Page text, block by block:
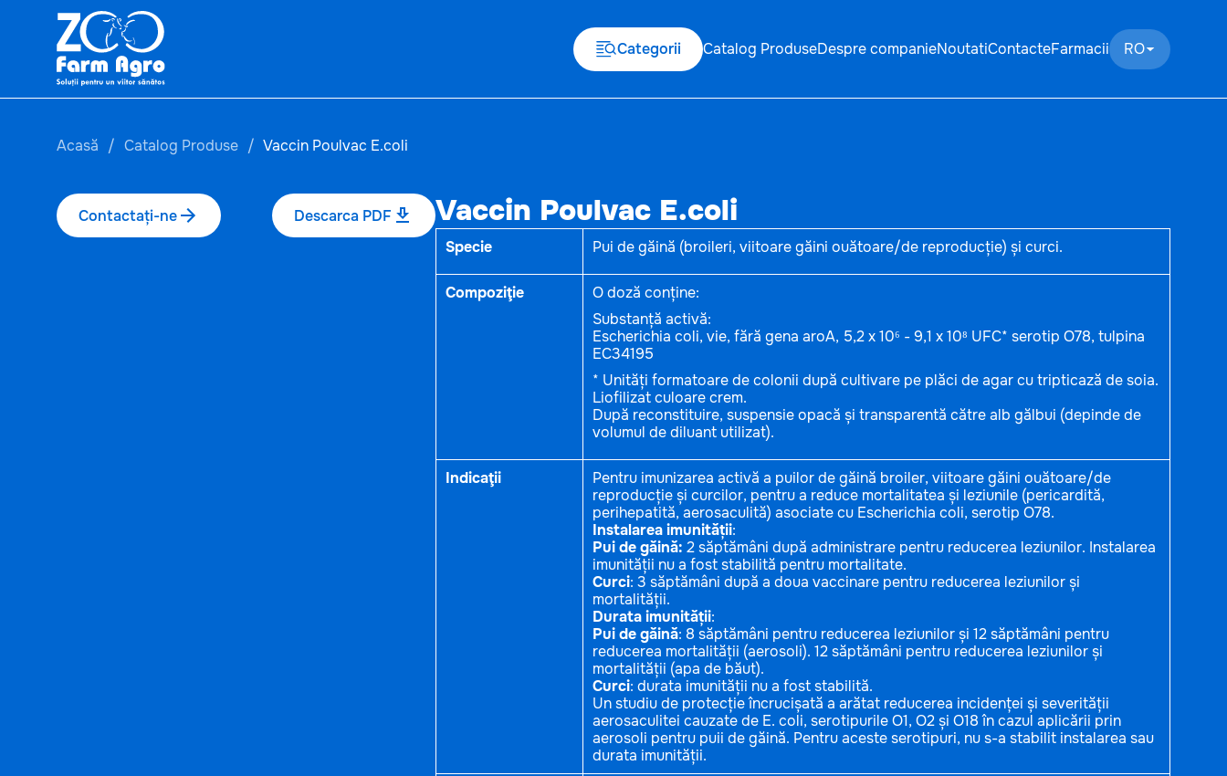
Categorii Catalog ProduseDespre companieNoutatiContacteFarmacii RO
Acasă Catalog Produse Vaccin Poulvac E.coli
Contactați-ne Descarca PDF Vaccin Poulvac E.coli
Specie Pui de găină (broileri, viitoare găini ouătoare/de reproducție) și curci.
Compoziţie
O doză conține:
Substanță activă:
Escherichia coli, vie, fără gena aroA, 5,2 x 10⁶ - 9,1 x 10⁸ UFC* serotip O78, tulpina
EC34195
* Unități formatoare de colonii după cultivare pe plăci de agar cu tripticază de soia.
Liofilizat culoare crem.
După reconstituire, suspensie opacă și transparentă către alb gălbui (depinde de
volumul de diluant utilizat).
Indicaţii
Pentru imunizarea activă a puilor de găină broiler, viitoare găini ouătoare/de
reproducție și curcilor, pentru a reduce mortalitatea și leziunile (pericardită,
perihepatită, aerosaculită) asociate cu Escherichia coli, serotip O78.
Instalarea imunității:
Pui de găină: 2 săptămâni după administrare pentru reducerea leziunilor. Instalarea
imunității nu a fost stabilită pentru mortalitate.
Curci: 3 săptămâni după a doua vaccinare pentru reducerea leziunilor și
mortalității.
Durata imunității:
Pui de găină: 8 săptămâni pentru reducerea leziunilor și 12 săptămâni pentru
reducerea mortalității (aerosoli). 12 săptămâni pentru reducerea leziunilor și
mortalității (apa de băut).
Curci: durata imunității nu a fost stabilită.
Un studiu de protecție încrucișată a arătat reducerea incidenței și severității
aerosaculitei cauzate de E. coli, serotipurile O1, O2 și O18 în cazul aplicării prin
aerosoli pentru puii de găină. Pentru aceste serotipuri, nu s-a stabilit instalarea sau
durata imunității.